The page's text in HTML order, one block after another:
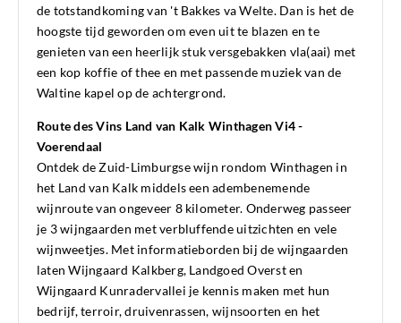
de totstandkoming van 't Bakkes va Welte. Dan is het de
hoogste tijd geworden om even uit te blazen en te
genieten van een heerlijk stuk versgebakken vla(aai) met
een kop koffie of thee en met passende muziek van de
Waltine kapel op de achtergrond.
Route des Vins Land van Kalk Winthagen Vi4 -
Voerendaal
Ontdek de Zuid-Limburgse wijn rondom Winthagen in
het Land van Kalk middels een adembenemende
wijnroute van ongeveer 8 kilometer. Onderweg passeer
je 3 wijngaarden met verbluffende uitzichten en vele
wijnweetjes. Met informatieborden bij de wijngaarden
laten Wijngaard Kalkberg, Landgoed Overst en
Wijngaard Kunradervallei je kennis maken met hun
bedrijf, terroir, druivenrassen, wijnsoorten en het